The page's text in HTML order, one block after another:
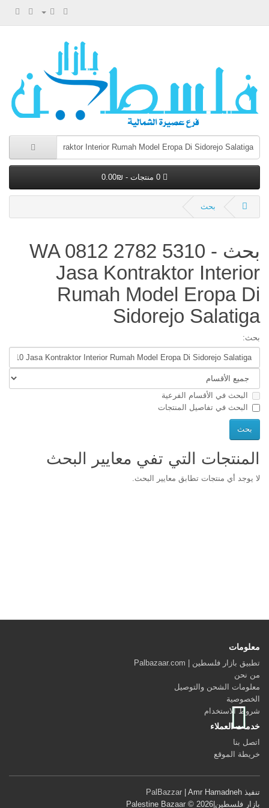
0 منتجات - ₪0.00
بحث
بحث - WA 0812 2782 5310
Jasa Kontraktor Interior
Rumah Model Eropa Di
Sidorejo Salatiga
بحث:
البحث في الأقسام الفرعية
البحث في تفاصيل المنتجات
المنتجات التي تفي معايير البحث
لا يوجد أي منتجات تطابق معايير البحث.
معلومات
تطبيق بازار فلسطين | Palbazaar.com
من نحن
معلومات الشحن والتوصيل
الخصوصية
شروط الاستخدام
خدمات العملاء
اتصل بنا
خريطة الموقع
تنفيذ PalBazzar | Amr Hamadneh
بازار فلسطين|Palestine Bazaar © 2026